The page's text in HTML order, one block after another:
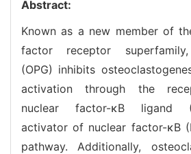
Abstract:
Known as a new member of
factor receptor
(OPG) inhibits
activation through the
nuclear factor-κB ligand
activator of nuclear factor-κB
pathway. Additionally,